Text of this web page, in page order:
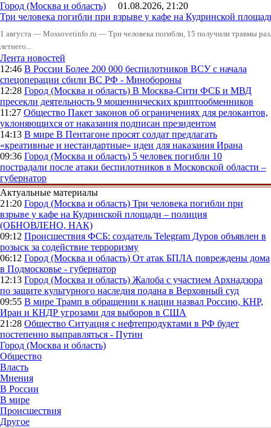
Город (Москва и область) 01.08.2026, 21:20
Три человека погибли при взрыве у кафе на Кудринской
1 августа — Mossovetinfo.ru — Три человека погибли, 15 получили травмы
летнего...
Лента новостей
12:46 В России Более 200 000 беспилотников ВСУ с начала
спецоперации сбили ВС РФ - Минобороны
12:28 Город (Москва и область) В Москва-Сити ФСБ и МВД
пресекли деятельность 9 мошеннических криптообменников
11:27 Общество Пакет законов об ограничениях для релокантов,
уклоняющихся от наказания подписан президентом
14:13 В мире В Пентагоне просят солдат предлагать
«креативные и нестандартные» идеи для наказания Ирана
09:36 Город (Москва и область) 5 человек погибли 10
пострадали после атаки беспилотников в Московской области –
губернатор
Актуальные материалы
21:20 Город (Москва и область) Три человека погибли при
взрыве у кафе на Кудринской площади – полиция
(ОБНОВЛЕНО, НАК)
09:12 Происшествия ФСБ: создатель Telegram Дуров объявлен в
розыск за содействие терроризму
06:12 Город (Москва и область) От атак БПЛА повреждены дома
в Подмосковье - губернатор
12:13 Город (Москва и область) Жалоба с участием Архнадзора
по защите культурного наследия подана в Верховный суд
09:55 В мире Трамп в обращении к нации назвал Россию, КНР,
Иран и КНДР угрозами для выборов в США
21:28 Общество Ситуация с нефтепродуктами в РФ будет
постепенно выправляться - Путин
Город (Москва и область)
Общество
Власть
Мнения
В России
В мире
Происшествия
Другое